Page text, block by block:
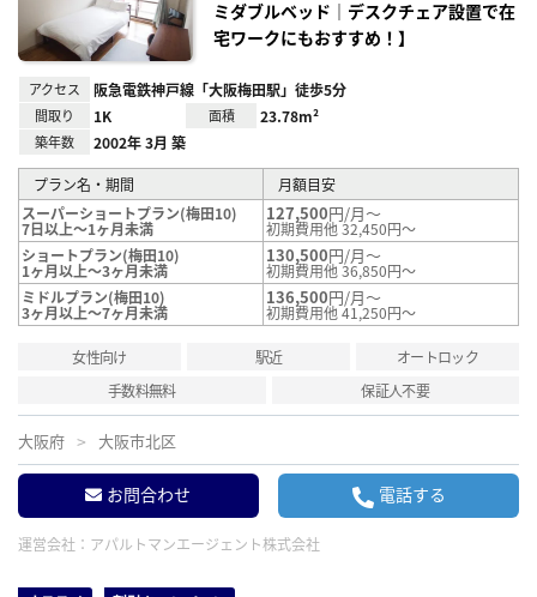
ミダブルベッド｜デスクチェア設置で在
宅ワークにもおすすめ！】
アクセス 阪急電鉄神戸線「大阪梅田駅」徒歩5分
間取り 1K 面積 23.78m²
築年数 2002年 3月 築
プラン名・期間
月額目安
スーパーショートプラン(梅田10)
7日以上～1ヶ月未満
127,500円/月～
初期費用他 32,450円～
ショートプラン(梅田10)
1ヶ月以上～3ヶ月未満
130,500円/月～
初期費用他 36,850円～
ミドルプラン(梅田10)
3ヶ月以上～7ヶ月未満
136,500円/月～
初期費用他 41,250円～
女性向け 駅近
オートロック
手数料無料
保証人不要
大阪府 大阪市北区
お問合わせ 電話する
運営会社： アパルトマンエージェント株式会社